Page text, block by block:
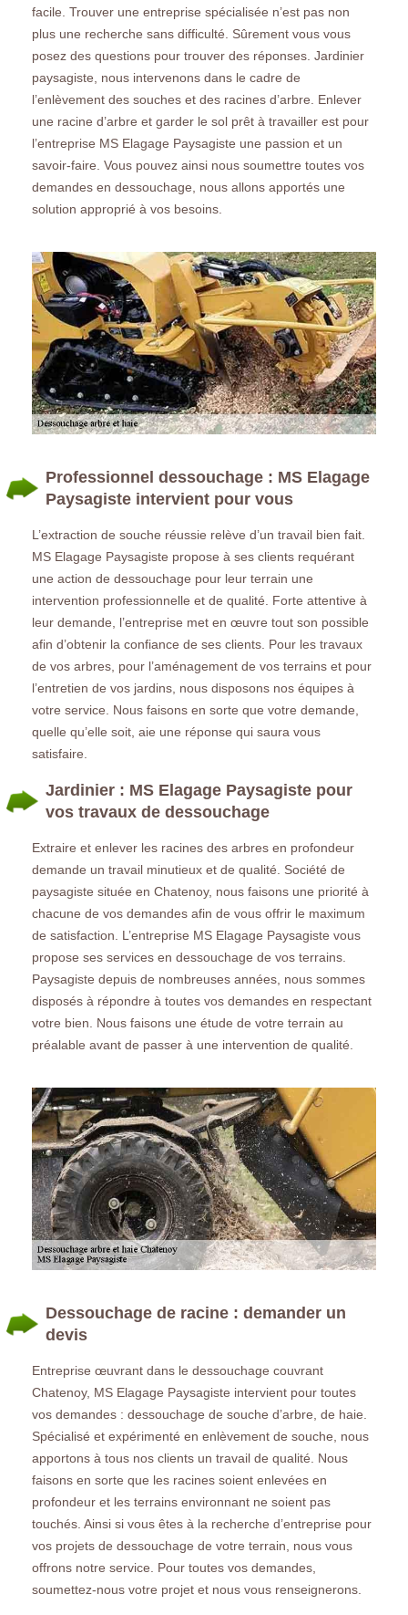
facile. Trouver une entreprise spécialisée n’est pas non
plus une recherche sans difficulté. Sûrement vous vous
posez des questions pour trouver des réponses. Jardinier
paysagiste, nous intervenons dans le cadre de
l’enlèvement des souches et des racines d’arbre. Enlever
une racine d’arbre et garder le sol prêt à travailler est pour
l’entreprise MS Elagage Paysagiste une passion et un
savoir-faire. Vous pouvez ainsi nous soumettre toutes vos
demandes en dessouchage, nous allons apportés une
solution approprié à vos besoins.
Professionnel dessouchage : MS Elagage
Paysagiste intervient pour vous
L’extraction de souche réussie relève d’un travail bien fait.
MS Elagage Paysagiste propose à ses clients requérant
une action de dessouchage pour leur terrain une
intervention professionnelle et de qualité. Forte attentive à
leur demande, l’entreprise met en œuvre tout son possible
afin d’obtenir la confiance de ses clients. Pour les travaux
de vos arbres, pour l’aménagement de vos terrains et pour
l’entretien de vos jardins, nous disposons nos équipes à
votre service. Nous faisons en sorte que votre demande,
quelle qu’elle soit, aie une réponse qui saura vous
satisfaire.
Jardinier : MS Elagage Paysagiste pour
vos travaux de dessouchage
Extraire et enlever les racines des arbres en profondeur
demande un travail minutieux et de qualité. Société de
paysagiste située en Chatenoy, nous faisons une priorité à
chacune de vos demandes afin de vous offrir le maximum
de satisfaction. L’entreprise MS Elagage Paysagiste vous
propose ses services en dessouchage de vos terrains.
Paysagiste depuis de nombreuses années, nous sommes
disposés à répondre à toutes vos demandes en respectant
votre bien. Nous faisons une étude de votre terrain au
préalable avant de passer à une intervention de qualité.
Dessouchage de racine : demander un
devis
Entreprise œuvrant dans le dessouchage couvrant
Chatenoy, MS Elagage Paysagiste intervient pour toutes
vos demandes : dessouchage de souche d’arbre, de haie.
Spécialisé et expérimenté en enlèvement de souche, nous
apportons à tous nos clients un travail de qualité. Nous
faisons en sorte que les racines soient enlevées en
profondeur et les terrains environnant ne soient pas
touchés. Ainsi si vous êtes à la recherche d’entreprise pour
vos projets de dessouchage de votre terrain, nous vous
offrons notre service. Pour toutes vos demandes,
soumettez-nous votre projet et nous vous renseignerons.